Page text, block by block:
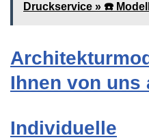
Druckservice » ☎️
Ihnen von uns
Individuelle